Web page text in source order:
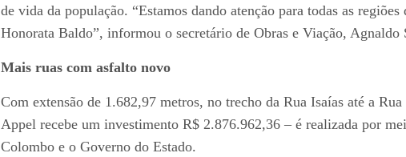
de vida da população. “Estamos dando atenção para todas as
Honorata Baldo”, informou o secretário de Obras e Viação, Agnaldo
Mais ruas com asfalto novo
Com extensão de 1.682,97 metros, no trecho da Rua Isaías até a
Appel recebe um investimento R$ 2.876.962,36 – é realizada por
Colombo e o Governo do Estado.